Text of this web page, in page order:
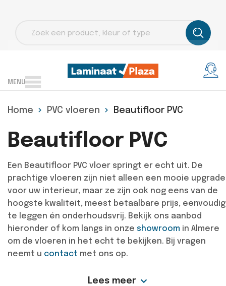
zoeken
MENU
Home PVC vloeren Beautifloor PVC
Beautifloor PVC
Een Beautifloor PVC vloer springt er echt uit. De
prachtige vloeren zijn niet alleen een mooie upgrade
voor uw interieur, maar ze zijn ook nog eens van de
hoogste kwaliteit, meest betaalbare prijs, eenvoudig
te leggen én onderhoudsvrij. Bekijk ons aanbod
hieronder of kom langs in onze showroom in Almere
om de vloeren in het echt te bekijken. Bij vragen
neemt u contact met ons op.
Lees meer